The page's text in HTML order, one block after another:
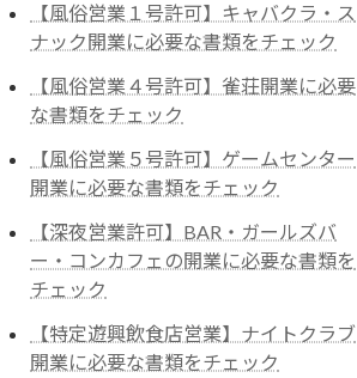
【風俗営業１号許可】キャバクラ・ス
ナック開業に必要な書類をチェック
【風俗営業４号許可】雀荘開業に必要
な書類をチェック
【風俗営業５号許可】ゲームセンター
開業に必要な書類をチェック
【深夜営業許可】BAR・ガールズバ
ー・コンカフェの開業に必要な書類を
チェック
【特定遊興飲食店営業】ナイトクラブ
開業に必要な書類をチェック